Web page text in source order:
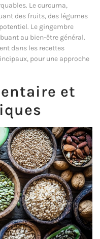
Le curcuma,
des fruits, des légumes
Le gingembre
au bien-être général.
dans les recettes
pour une approche
et